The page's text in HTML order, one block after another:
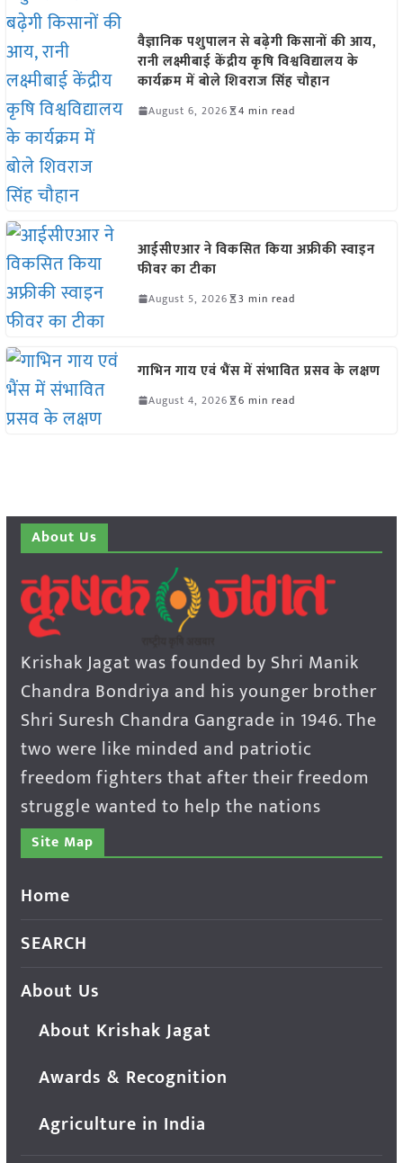
वैज्ञानिक पशुपालन से बढ़ेगी किसानों की आय,
रानी लक्ष्मीबाई केंद्रीय कृषि विश्वविद्यालय के
कार्यक्रम में बोले शिवराज सिंह चौहान
August 6, 2026 4 min read
आईसीएआर ने विकसित किया अफ्रीकी स्वाइन
फीवर का टीका
August 5, 2026 3 min read
गाभिन गाय एवं भैंस में संभावित प्रसव के लक्षण
August 4, 2026 6 min read
About Us
Krishak Jagat was founded by Shri Manik
Chandra Bondriya and his younger brother
Shri Suresh Chandra Gangrade in 1946. The
two were like minded and patriotic
freedom fighters that after their freedom
struggle wanted to help the nations
Site Map
Home
SEARCH
About Us
About Krishak Jagat
Awards & Recognition
Agriculture in India